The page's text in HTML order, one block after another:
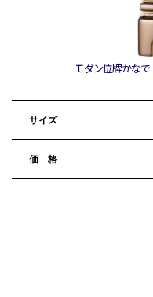
モダン位牌かな
サイズ
価 格